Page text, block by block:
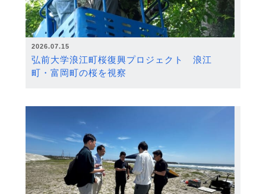
2026.07.15
弘前大学浪江町桜復興プロジェクト 浪江
町・富岡町の桜を視察